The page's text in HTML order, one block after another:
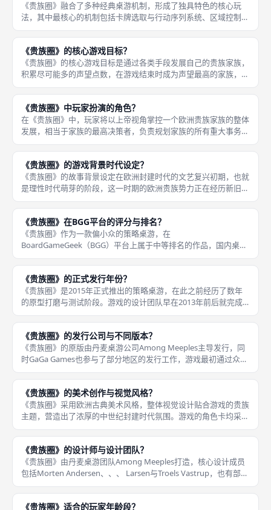
《贵族圈》融合了多种经典桌游机制，形成了独具特色的核心玩
法，其中最核心的机制包括卡牌选取与行动序列系统、区域控制、
家族传承与资源管理四大类。卡牌选取与行动序列是游戏的基础运
作逻辑：每张角色卡都有四条行动序列，玩家激活角色时选择一条
执行，不同
《贵族圈》的核心游戏目标？
《贵族圈》的核心游戏目标是通过各类手段发展自己的贵族家族，
积累尽可能多的声望点数，在游戏结束时成为声望最高的家族，也
就是整个欧洲最具权势与名望的贵族世家。声望点数是衡量家族地
位的唯一标准，也是最终结算胜负的唯一依据。 玩家需要平衡不
同的发展
《贵族圈》中玩家扮演的角色？
在《贵族圈》中，玩家将以上帝视角掌控一个欧洲贵族家族的整体
发展，相当于家族的最高决策者，负责规划家族的所有重大事务。
你不需要扮演单个的贵族角色，而是统筹整个家族的资源、人脉与
发展方向，决定家族是侧重军事扩张、经济积累还是宗教声望，安
排家族成
《贵族圈》的游戏背景时代设定？
《贵族圈》的故事背景设定在欧洲封建时代的文艺复兴初期，也就
是理性时代萌芽的阶段，这一时期的欧洲贵族势力正在经历新旧交
替，家族的兴衰更迭十分频繁，也充满了权谋、战争与联姻的故
事，为游戏的核心玩法提供了完美的主题土壤。在这个时代背景
下，贵族家族
《贵族圈》在BGG平台的评分与排名？
《贵族圈》作为一款偏小众的策略桌游，在
BoardGameGeek（BGG）平台上属于中等排名的作品，国内桌游
平台统计其综合排名约为1939位，评分约为6.9分，这个成绩在数
千款策略桌游中处于中游偏上的水平，也符合它小众精品的定位。
由于受众偏
《贵族圈》的正式发行年份？
《贵族圈》是2015年正式推出的策略桌游，在此之前经历了数年
的原型打磨与测试阶段。游戏的设计团队早在2013年前后就完成
了核心机制的雏形，并在丹麦本土的桌游展会上进行过测试展出，
收集玩家反馈后对规则进行了多轮优化调整，让游戏的平衡性和流
畅度
《贵族圈》的发行公司与不同版本？
《贵族圈》的原版由丹麦桌游公司Among Meeples主导发行，同
时GaGa Games也参与了部分地区的发行工作，游戏最初通过众筹
方式推出，于2015年正式面向全球市场发售。游戏的官方中文版
由MYBG Co., Ltd.代理引进发行，这
《贵族圈》的美术创作与视觉风格？
《贵族圈》采用欧洲古典美术风格，整体视觉设计贴合游戏的贵族
主题，营造出了浓厚的中世纪封建时代氛围。游戏的角色卡均采用
古典肖像画的风格，还原了欧洲贵族的服饰、妆容与气质，不同颜
色属性的贵族在视觉上也有清晰的区分，玩家可以快速通过画面判
断角色的
《贵族圈》的设计师与设计团队？
《贵族圈》由丹麦桌游团队Among Meeples打造，核心设计成员
包括Morten Andersen、、、 Larsen与Troels Vastrup，也有部分
资料标注主设计师为Bo Jørgensen。这支丹麦设计团队专注于主
题与机制深
《贵族圈》适合的玩家年龄段？